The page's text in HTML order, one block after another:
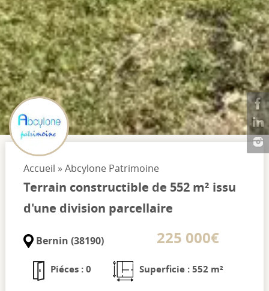
Accueil »Abcylone Patrimoine
Terrain constructible de 552 m² issu
d'une division parcellaire
Bernin (38190) 225 000€
Piéces : 0 Superficie : 552 m²